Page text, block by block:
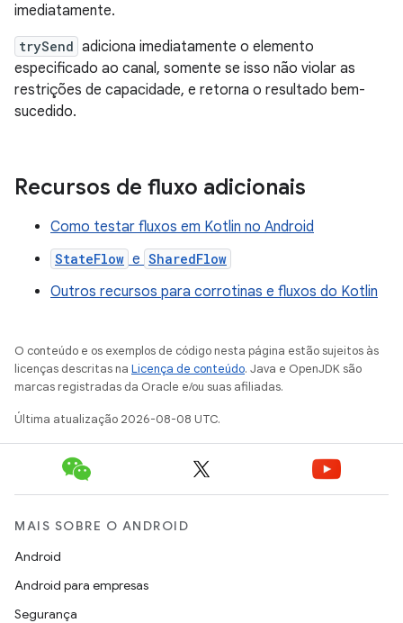
imediatamente.
trySend adiciona imediatamente o elemento
especificado ao canal, somente se isso não violar as
restrições de capacidade, e retorna o resultado bem-
sucedido.
Recursos de fluxo adicionais
Como testar fluxos em Kotlin no Android
StateFlow e SharedFlow
Outros recursos para corrotinas e fluxos do Kotlin
O conteúdo e os exemplos de código nesta página estão sujeitos às
licenças descritas na Licença de conteúdo. Java e OpenJDK são
marcas registradas da Oracle e/ou suas afiliadas.
Última atualização 2026-08-08 UTC.
MAIS SOBRE O ANDROID
Android
Android para empresas
Segurança